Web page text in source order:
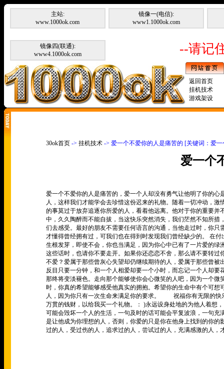
主站:
www.1000ok.com
镜像一(电信):
www1.1000ok.com
镜像四(联通):
www4.1000ok.com
--请记
返回首页
挂机技术
游戏架设
30ok首页 -> 挂机技术 -> 爱一个不爱你的人是痛苦的 [关键词：爱
爱一个
爱一个不爱你的人是痛苦的，爱一个人却没有勇气让他明了你的心
人，这样我们才能学会去珍惜这份迟来的礼物。随着一切冲动，
的事莫过于放弃追逐你所爱的人，看着他远离。他对于你的重要
中，久久陶醉而不能自拔，当这快乐突然消失，我们茫然不知所
们去感受。最好的朋友不需要任何语言的沟通，当他走过时，你
才懂得曾经拥有过，可我们也在得到时发现我们曾经缺少的。
在付
生根发芽，即使不会，你也当满足，因为你心中已有了一片爱的绿
这些话时，也请你不要走开。如果你还恋恋不舍，那么请不要转过
不爱？爱属于那些曾灰心失望却仍继续期待的人，爱属于那些
反目只要一分钟，和一个人相爱却要一个小时，而忘记一个人却
那终将变淡褪色。走向那个能够使你会心微笑的人吧，因为一个
时，你真的希望能够感受他真实的拥抱。希望你的生命中有个
人，因为你只有一次生命来满足你的要求。
祝福你有无限的快
万贯的钱财，以给我买一个礼物。： )永远设身处地的为他人着想
可能会毁坏一个人的生活，一句及时的话可能会平复波浪，一
是让他成为你理想的人，否则，你爱的只是你在他身上找到的
过的人，受过伤的人，追求过的人，尝试过的人，充满感激的